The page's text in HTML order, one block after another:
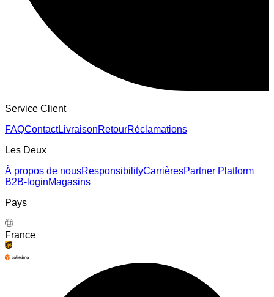
Service Client
FAQContactLivraisonRetourRéclamations
Les Deux
À propos de nousResponsibilityCarrièresPartner Platform
B2B-loginMagasins
Pays
France